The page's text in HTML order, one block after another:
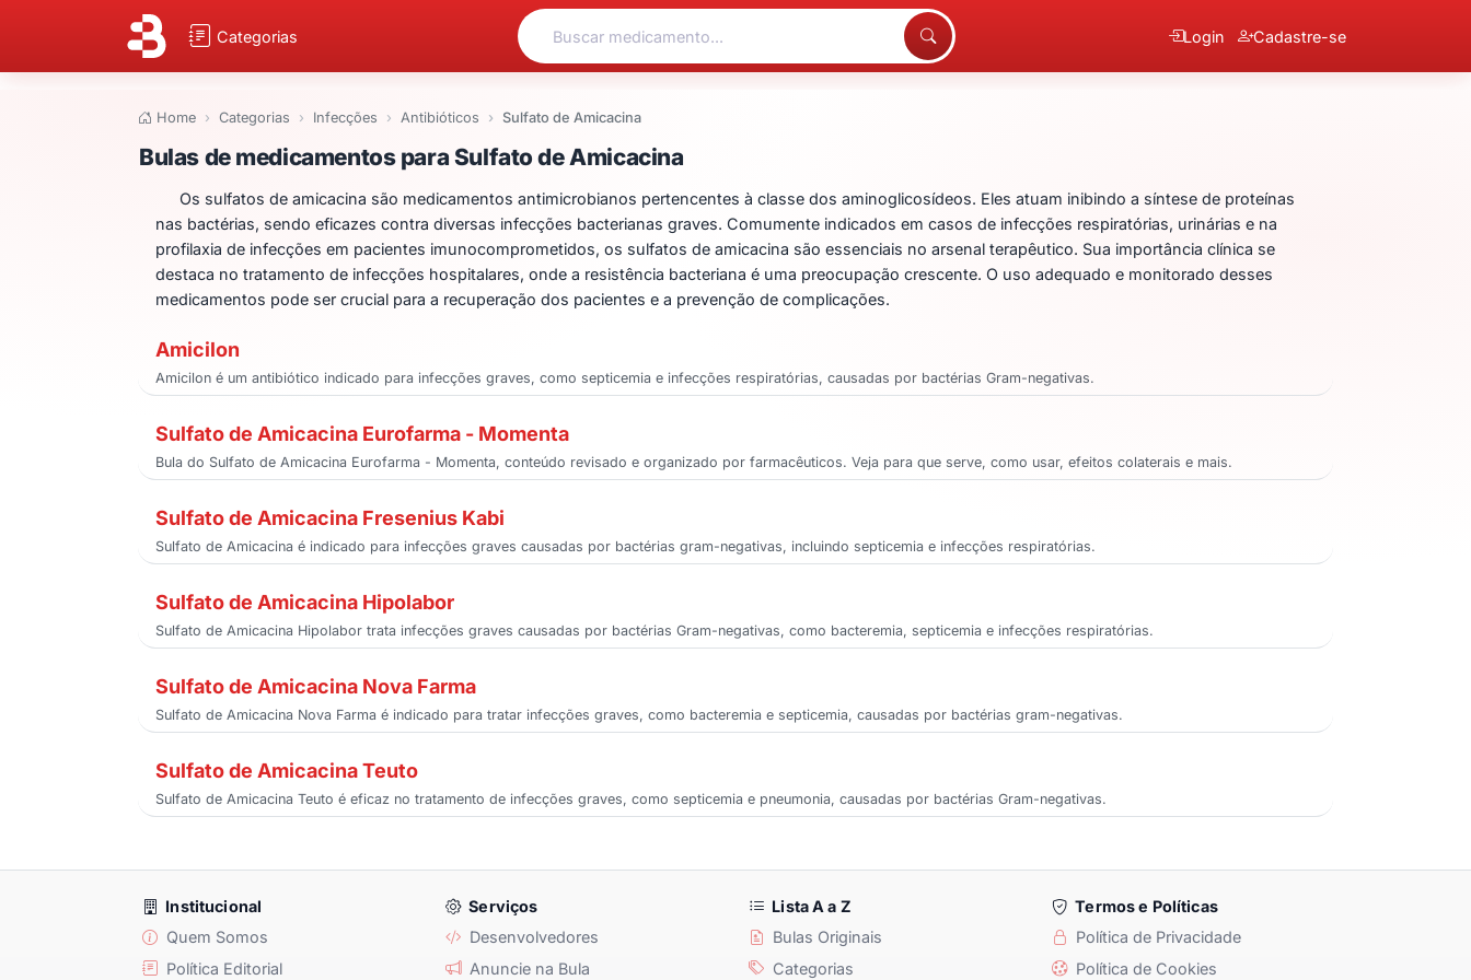
Categorias Login Cadastre-se
Home Categorias Infecções Antibióticos Sulfato de Amicacina
Bulas de medicamentos para Sulfato de Amicacina
Bulas de medicamentos para Sulfato de Amicacina
Os sulfatos de amicacina são medicamentos antimicrobianos pertencentes à classe dos aminoglicosídeos. Eles atuam inibindo a síntese de proteínas
nas bactérias, sendo eficazes contra diversas infecções bacterianas graves. Comumente indicados em casos de infecções respiratórias, urinárias e na
profilaxia de infecções em pacientes imunocomprometidos, os sulfatos de amicacina são essenciais no arsenal terapêutico. Sua importância clínica se
destaca no tratamento de infecções hospitalares, onde a resistência bacteriana é uma preocupação crescente. O uso adequado e monitorado desses
medicamentos pode ser crucial para a recuperação dos pacientes e a prevenção de complicações.
Amicilon
Amicilon é um antibiótico indicado para infecções graves, como septicemia e infecções respiratórias, causadas por bactérias Gram-negativas.
Sulfato de Amicacina Eurofarma - Momenta
Bula do Sulfato de Amicacina Eurofarma - Momenta, conteúdo revisado e organizado por farmacêuticos. Veja para que serve, como usar, efeitos colaterais e mais.
Sulfato de Amicacina Fresenius Kabi
Sulfato de Amicacina é indicado para infecções graves causadas por bactérias gram-negativas, incluindo septicemia e infecções respiratórias.
Sulfato de Amicacina Hipolabor
Sulfato de Amicacina Hipolabor trata infecções graves causadas por bactérias Gram-negativas, como bacteremia, septicemia e infecções respiratórias.
Sulfato de Amicacina Nova Farma
Sulfato de Amicacina Nova Farma é indicado para tratar infecções graves, como bacteremia e septicemia, causadas por bactérias gram-negativas.
Sulfato de Amicacina Teuto
Sulfato de Amicacina Teuto é eficaz no tratamento de infecções graves, como septicemia e pneumonia, causadas por bactérias Gram-negativas.
Institucional
Quem Somos
Política Editorial
Serviços
Desenvolvedores
Anuncie na Bula
Lista A a Z
Bulas Originais
Categorias
Termos e Políticas
Política de Privacidade
Política de Cookies